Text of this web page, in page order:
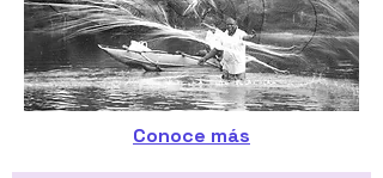
Conoce más